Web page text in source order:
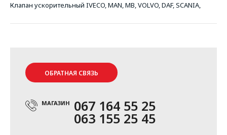
Клапан ускорительный IVECO, MAN, MB, VOLVO, DAF, SCANIA,
ОБРАТНАЯ СВЯЗЬ
МАГАЗИН 067 164 55 25
063 155 25 45